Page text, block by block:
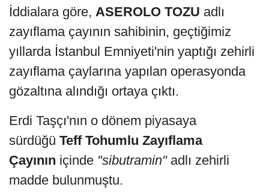
İddialara göre, ASEROLO TOZU adlı
zayıflama çayının sahibinin, geçtiğimiz
yıllarda İstanbul Emniyeti'nin yaptığı zehirli
zayıflama çaylarına yapılan operasyonda
gözaltına alındığı ortaya çıktı.
Erdi Taşçı'nın o dönem piyasaya
sürdüğü Teff Tohumlu Zayıflama
Çayının içinde "sibutramin"adlı zehirli
madde bulunmuştu.